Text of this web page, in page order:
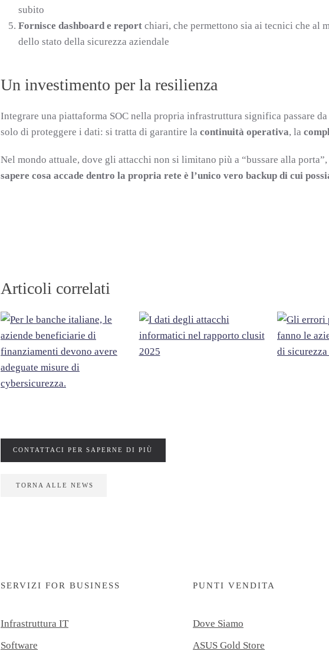
subito
Fornisce dashboard e report chiari, che permettono sia ai tecnici che al
dello stato della sicurezza aziendale
Un investimento per la resilienza
Integrare una piattaforma SOC nella propria infrastruttura significa passare da
solo di proteggere i dati: si tratta di garantire la continuità operativa, la
Nel mondo attuale, dove gli attacchi non si limitano più a “bussare alla
sapere cosa accade dentro la propria rete è l’unico vero backup di cui
Articoli correlati
CONTATTACI PER SAPERNE DI PIÙ
TORNA ALLE NEWS
SERVIZI FOR BUSINESS
Infrastruttura IT
Software
PUNTI VENDITA
Dove Siamo
ASUS Gold Store